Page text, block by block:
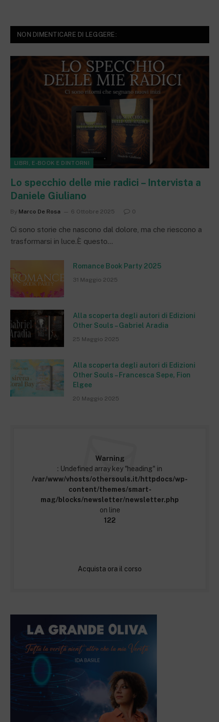
NON DIMENTICARE DI LEGGERE:
LIBRI, E-BOOK E DINTORNI
Lo specchio delle mie radici – Intervista a
Daniele Giuliano
By Marco De Rosa 6 Ottobre 2025 0
Ci sono storie che nascono dal dolore, ma che riescono a
trasformarsi in luce.È questo…
Romance Book Party 2025
31 Maggio 2025
Alla scoperta degli autori di Edizioni
Other Souls – Gabriel Aradia
25 Maggio 2025
Alla scoperta degli autori di Edizioni
Other Souls – Francesca Sepe, Fion
Elgee
20 Maggio 2025
Warning
: Undefined array key "heading" in
/var/www/vhosts/othersouls.it/httpdocs/wp-
content/themes/smart-
mag/blocks/newsletter/newsletter.php
on line
122
Acquista ora il corso